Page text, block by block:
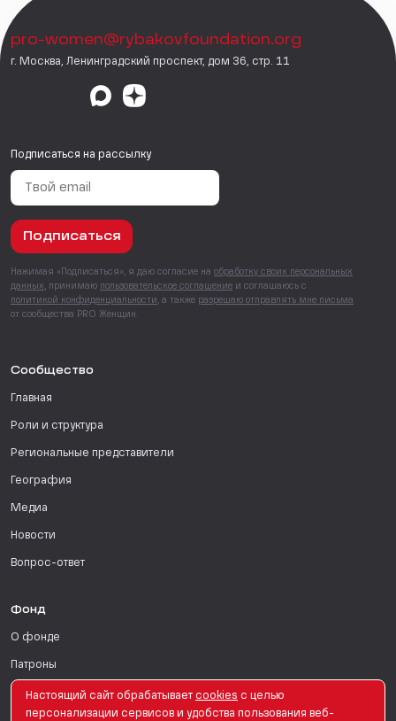
pro-women@rybakovfoundation.org
г. Москва, Ленинградский проспект, дом 36, стр. 11
Подписаться на рассылку
Подписаться
Нажимая «Подписаться», я даю согласие на обработку своих персональных
данных , принимаю пользовательское соглашение и соглашаюсь с
политикой конфиденциальности , а также разрешаю отправлять мне письма
от сообщества PRO Женщин.
Сообщество
Главная
Роли и структура
Региональные представители
География
Медиа
Новости
Вопрос-ответ
Фонд
О фонде
Патроны
Поддержать
Настоящий сайт обрабатывает сookies с целью
персонализации сервисов и удобства пользования веб-